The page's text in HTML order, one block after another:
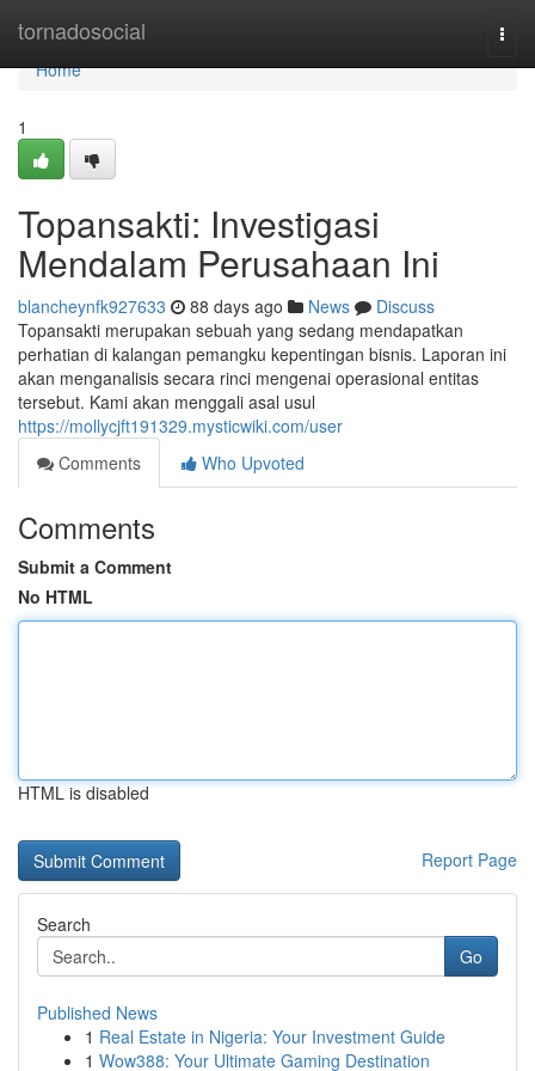
tornadosocial
Home
Home
1
Topansakti: Investigasi
Mendalam Perusahaan Ini
blancheynfk927633 88 days ago News
Discuss
Topansakti merupakan sebuah yang sedang mendapatkan
perhatian di kalangan pemangku kepentingan bisnis. Laporan ini
akan menganalisis secara rinci mengenai operasional entitas
tersebut. Kami akan menggali asal usul
https://mollycjft191329.mysticwiki.com/user
Comments
Who Upvoted
Comments
Submit a Comment
No HTML
HTML is disabled
Report Page
Search
Go
Published News
1 Real Estate in Nigeria: Your Investment Guide
1 Wow388: Your Ultimate Gaming Destination